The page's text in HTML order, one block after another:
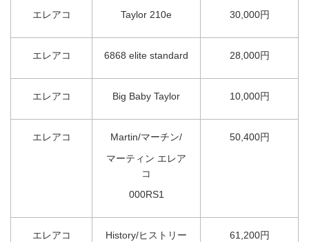
エレアコ Taylor 210e 30,000円
エレアコ 6868 elite standard 28,000円
エレアコ Big Baby Taylor 10,000円
エレアコ
Martin/マーチン/
マーティン エレア
コ
000RS1
50,400円
エレアコ
History/ヒストリー
61,200円